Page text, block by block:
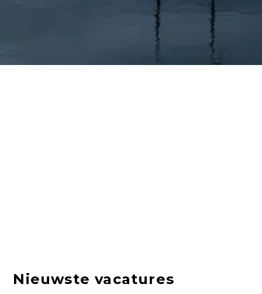
Nieuwste vacatures